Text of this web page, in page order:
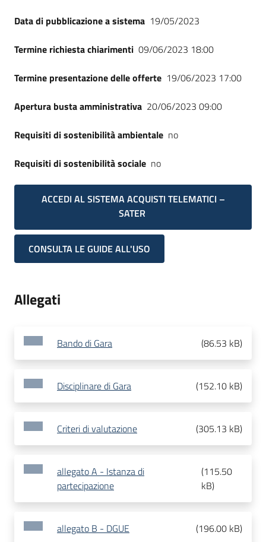
Data di pubblicazione a sistema 19/05/2023
Termine richiesta chiarimenti 09/06/2023 18:00
Termine presentazione delle offerte 19/06/2023 17:00
Apertura busta amministrativa 20/06/2023 09:00
Requisiti di sostenibilità ambientale no
Requisiti di sostenibilità sociale no
ACCEDI AL SISTEMA ACQUISTI TELEMATICI –
SATER
CONSULTA LE GUIDE ALL'USO
Allegati
Bando di Gara (86.53 kB)
Disciplinare di Gara (152.10 kB)
Criteri di valutazione (305.13 kB)
allegato A - Istanza di
partecipazione
(115.50
kB)
allegato B - DGUE (196.00 kB)